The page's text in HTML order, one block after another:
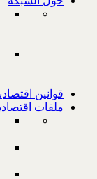
قوانين
ملفات